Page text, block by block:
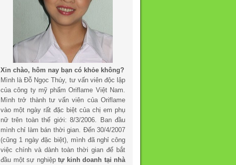
Xin chào, hôm nay bạn có khỏe không?
Mình là Đỗ Ngọc Thúy, tư vấn viên độc lập
của công ty mỹ phẩm Oriflame Việt Nam.
Mình trở thành tư vấn viên của Oriflame
vào một ngày rất đặc biệt của chị em phụ
nữ trên toàn thế giới: 8/3/2006. Ban đầu
mình chỉ làm bán thời gian. Đến 30/4/2007
(cũng 1 ngày đặc biệt), mình đã nghỉ công
việc chính và dành toàn thời gian để bắt
đầu một sự nghiệp tự kinh doanh tại nhà